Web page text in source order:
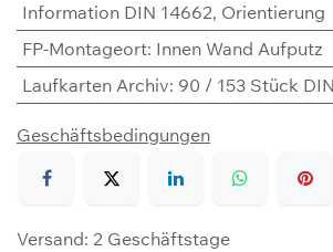
Information DIN 14662, Orientierung
FP-Montageort: Innen Wand Aufputz
Laufkarten Archiv: 90 / 153 Stück
Geschäftsbedingungen
Versand: 2 Geschäftstage